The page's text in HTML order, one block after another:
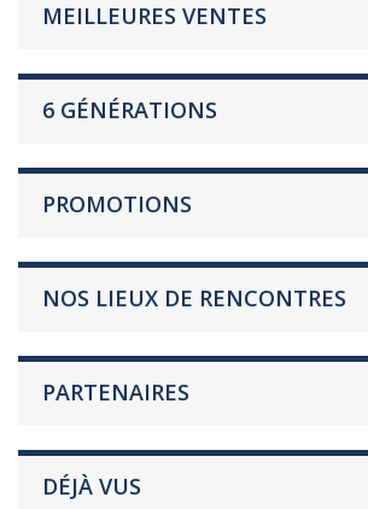
MEILLEURES VENTES
6 GÉNÉRATIONS
PROMOTIONS
NOS LIEUX DE RENCONTRES
PARTENAIRES
DÉJÀ VUS